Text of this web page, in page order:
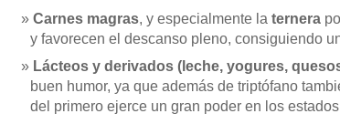
Carnes magras, y especialmente la ternera
y favorecen el descanso pleno, consiguiendo
Lácteos y derivados (leche, yogures,
buen humor, ya que además de triptófano
del primero ejerce un gran poder en los